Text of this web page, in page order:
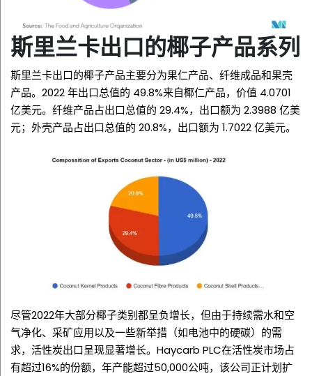
斯里兰卡出口的椰子产品系列
斯里兰卡出口的椰子产品主要分为果仁产品、纤维成品和果壳
产品。2022 年出口总值的 49.8%来自椰仁产品，价值 4.0701
亿美元。纤维产品占出口总值的 29.4%，出口额为 2.3988 亿美
元；外壳产品占出口总值的 20.8%，出口额为 1.7022 亿美元。
尽管2022年大部分椰子类别都呈负增长，但由于持续需水和空
气净化、采矿应用以及一些新举措（如电池中的硬碳）的需
求，活性炭出口呈现显著增长。 Haycarb PLC在活性炭市场占
有超过16%的份额，年产能超过50,000公吨，该公司正计划扩